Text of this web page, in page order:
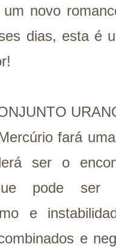
novo
dias, esta é
fará
ser o
pode ser
e
e